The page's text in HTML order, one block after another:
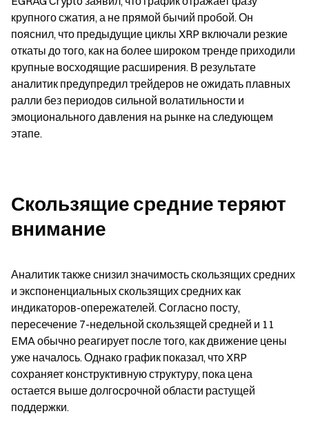
крупного сжатия, а не прямой бычий пробой. Он
пояснил, что предыдущие циклы XRP включали резкие
откаты до того, как на более широком тренде приходили
крупные восходящие расширения. В результате
аналитик предупредил трейдеров не ожидать плавных
ралли без периодов сильной волатильности и
эмоционального давления на рынке на следующем
этапе.
Скользящие средние теряют
внимание
Аналитик также снизил значимость скользящих средних
и экспоненциальных скользящих средних как
индикаторов-опережателей. Согласно посту,
пересечение 7-недельной скользящей средней и 11
EMA обычно реагирует после того, как движение цены
уже началось. Однако график показал, что XRP
сохраняет конструктивную структуру, пока цена
остается выше долгосрочной области растущей
поддержки.